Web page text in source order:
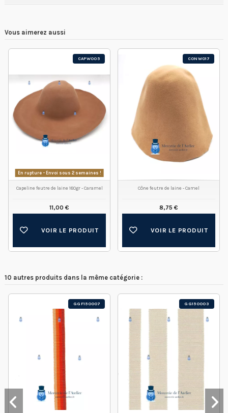
Vous aimerez aussi
CAPW005
En rupture - Envoi sous 2 semaines !
Capeline feutre de laine 180gr - Caramel
11,00 €
VOIR LE PRODUIT
CONW017
Cône feutre de laine - Camel
8,75 €
VOIR LE PRODUIT
10 autres produits dans la même catégorie :
GGF150007 GG150003